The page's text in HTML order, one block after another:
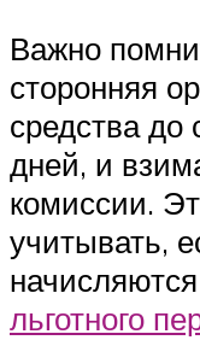
Важно
сторонняя
средства
дней, и
комиссии.
учитывать,
льготного